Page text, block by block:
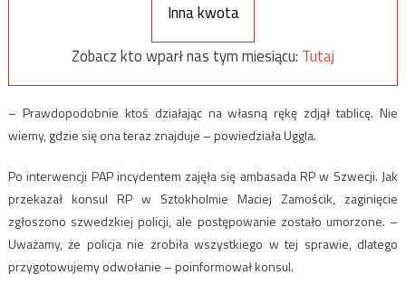
Inna kwota
Zobacz kto wparł nas tym miesiącu: Tutaj
– Prawdopodobnie ktoś działając na własną rękę zdjął tablicę. Nie
wiemy, gdzie się ona teraz znajduje – powiedziała Uggla.
Po interwencji PAP incydentem zajęła się ambasada RP w Szwecji. Jak
przekazał konsul RP w Sztokholmie Maciej Zamościk, zaginięcie
zgłoszono szwedzkiej policji, ale postępowanie zostało umorzone. –
Uważamy, że policja nie zrobiła wszystkiego w tej sprawie, dlatego
przygotowujemy odwołanie – poinformował konsul.